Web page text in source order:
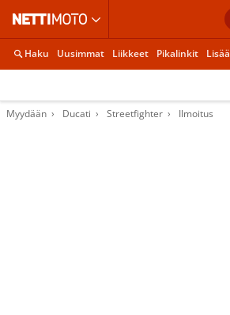
Haku Uusimmat Liikkeet Pikalinkit Lisää
Myydään Ducati Streetfighter Ilmoitus